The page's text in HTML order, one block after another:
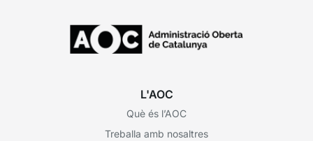
L'AOC
Què és l’AOC
Treballa amb nosaltres